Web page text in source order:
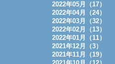
2022年05月（17）
2022年04月（24）
2022年03月（32）
2022年02月（13）
2022年01月（11）
2021年12月（3）
2021年11月（19）